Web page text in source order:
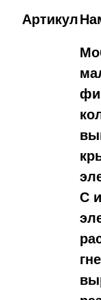
Артикул
С